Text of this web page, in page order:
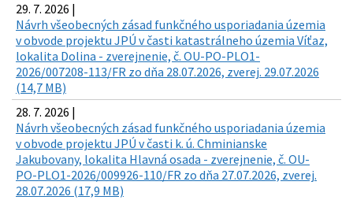
29. 7. 2026 |
Návrh všeobecných zásad funkčného usporiadania územia
v obvode projektu JPÚ v časti katastrálneho územia Víťaz,
lokalita Dolina - zverejnenie, č. OU-PO-PLO1-
2026/007208-113/FR zo dňa 28.07.2026, zverej. 29.07.2026
(14,7 MB)
28. 7. 2026 |
Návrh všeobecných zásad funkčného usporiadania územia
v obvode projektu JPÚ v časti k. ú. Chminianske
Jakubovany, lokalita Hlavná osada - zverejnenie, č. OU-
PO-PLO1-2026/009926-110/FR zo dňa 27.07.2026, zverej.
28.07.2026 (17,9 MB)